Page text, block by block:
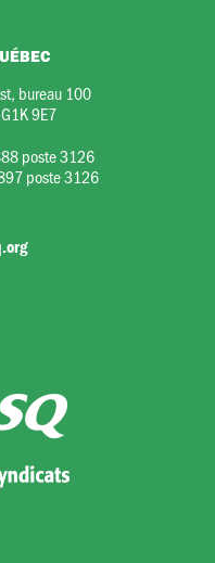
bureau 100
9E7
poste 3126
poste 3126